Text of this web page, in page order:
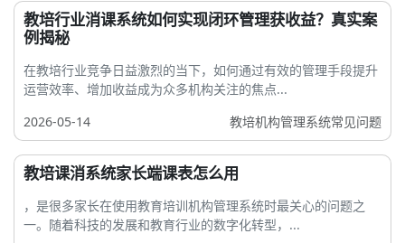
教培行业消课系统如何实现闭环管理获收益？真实案
例揭秘
在教培行业竞争日益激烈的当下，如何通过有效的管理手段提升
运营效率、增加收益成为众多机构关注的焦点...
2026-05-14
教培机构管理系统常见问题
教培课消系统家长端课表怎么用
，是很多家长在使用教育培训机构管理系统时最关心的问题之
一。随着科技的发展和教育行业的数字化转型，...